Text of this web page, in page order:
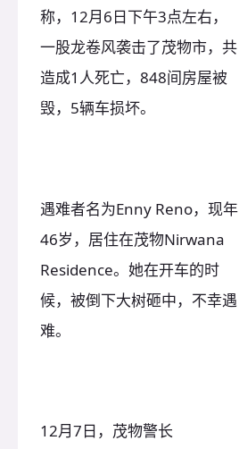
称，12月6日下午3点左右，
一股龙卷风袭击了茂物市，共
造成1人死亡，848间房屋被
毁，5辆车损坏。
遇难者名为Enny Reno，现年
46岁，居住在茂物Nirwana
Residence。她在开车的时
候，被倒下大树砸中，不幸遇
难。
12月7日，茂物警长